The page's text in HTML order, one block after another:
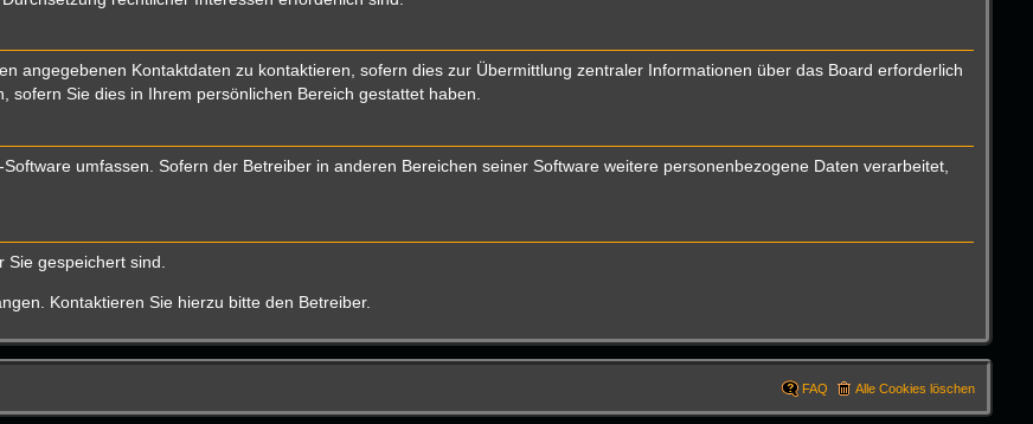
angegebenen Kontaktdaten zu kontaktieren, sofern dies zur Übermittlung zentraler Informationen über das Board erforderlich
Sie dies in Ihrem persönlichen Bereich gestattet haben.
umfassen. Sofern der Betreiber in anderen Bereichen seiner Software weitere personenbezogene Daten verarbeitet,
gespeichert sind.
Kontaktieren Sie hierzu bitte den Betreiber.
Alle Cookies löschen
FAQ